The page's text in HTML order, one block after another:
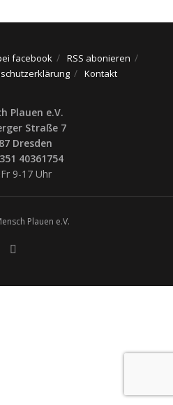
facebook
RSS abonieren
Kontakt
Plauen e.V.
Straße 7
Dresden
40361754
9-17 Uhr
Plauen e.V.